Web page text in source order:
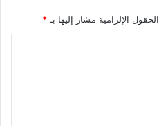
الحقول الإلزامية مشار إليها بـ *